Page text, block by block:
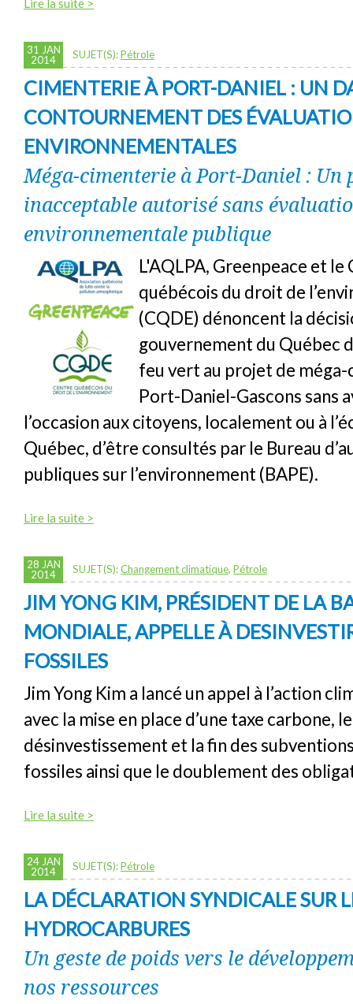
Lire la suite >
31 JAN
2014
SUJET(S):Pétrole
CIMENTERIE À PORT-DANIEL : UN
CONTOURNEMENT DES
ENVIRONNEMENTALES
Méga-cimenterie à Port-Daniel : Un
inacceptable autorisé sans
environnementale publique
L'AQLPA, Greenpeace et le
québécois du droit de
(CQDE) dénoncent la
gouvernement du Québec
feu vert au projet de
Port-Daniel-Gascons sans
l’occasion aux citoyens, localement ou à
Québec, d’être consultés par le Bureau
publiques sur l’environnement (BAPE).
Lire la suite >
28 JAN
2014
SUJET(S):Changement climatique, Pétrole
JIM YONG KIM, PRÉSIDENT DE LA
MONDIALE, APPELLE À
FOSSILES
Jim Yong Kim a lancé un appel à l’action
avec la mise en place d’une taxe carbone, le
désinvestissement et la fin des
fossiles ainsi que le doublement des
Lire la suite >
24 JAN
2014
SUJET(S):Pétrole
LA DÉCLARATION SYNDICALE SUR
HYDROCARBURES
Un geste de poids vers le
nos ressources